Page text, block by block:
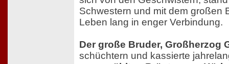
Schwestern und mit dem großen
Leben lang in enger Verbindung.
Der große Bruder, Großherzog
schüchtern und kassierte